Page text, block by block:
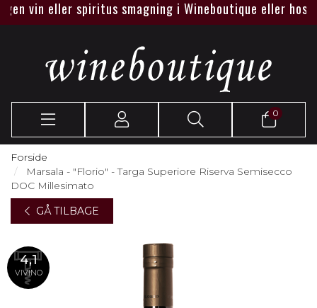
eller spiritus smagning i Wineboutique eller hos jer.
0
Forside
Marsala - "Florio" - Targa Superiore Riserva Semisecco
DOC Millesimato
GÅ TILBAGE
4,1
VIVINO